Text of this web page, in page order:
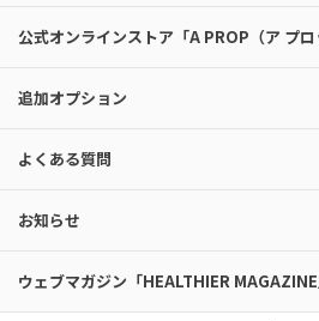
公式オンラインストア「A PROP（ア プロ
追加オプション
よくある質問
お知らせ
ウェブマガジン「HEALTHIER MAGAZINE